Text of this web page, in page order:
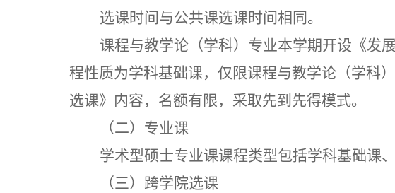
选课时间与公共课选课时间相同。
课程与教学论（学科）专业本学期开设《发
程性质为学科基础课，仅限课程与教学论（学科
选课》内容，名额有限，采取先到先得模式。
（二）专业课
学术型硕士专业课课程类型包括学科基础课
（三） 跨学院选课